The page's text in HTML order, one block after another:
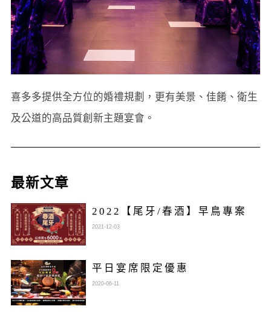
喜多多提供全方位的婚禮規劃，更有美景、佳餚、衛生
及公道的高品質創新主題宴會。
最新文章
2022【尾牙/春酒】早鳥專案
2021-12-03
平日宴席限定優惠
2020-06-11